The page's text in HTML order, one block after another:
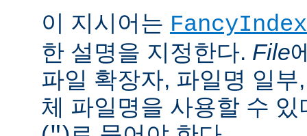
이 지시어는
한 설명을 지정한다. File
파일 확장자, 파일명 일
체 파일명을 사용할 수